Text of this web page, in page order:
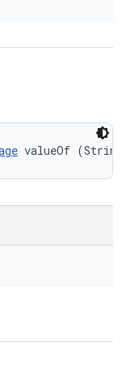
valueOf (String